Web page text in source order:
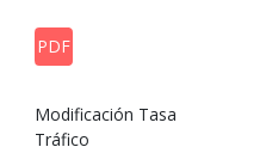
PDF
Modificación Tasa
Tráfico